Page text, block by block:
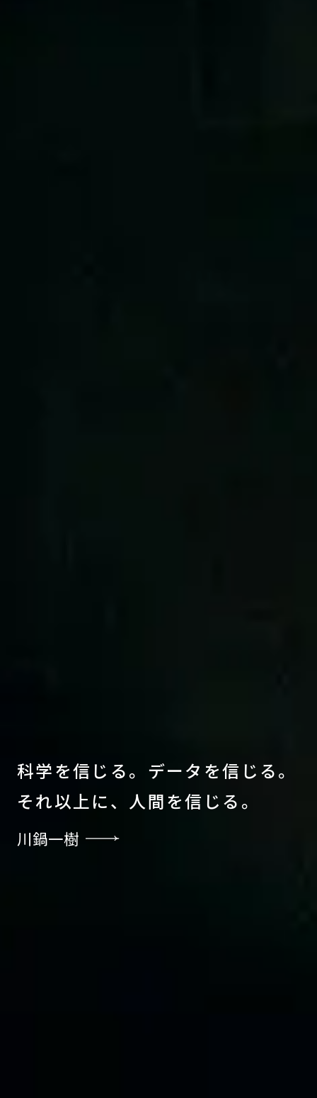
科学を信 じ る。 データ を信 じ る。
それ以上に、 人間を信 じ る 。
川鍋一樹